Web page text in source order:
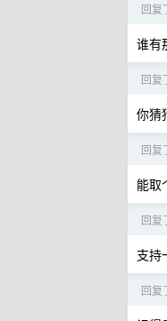
回复
谁有
回复
你猜
回复
能取
回复
支持
回复